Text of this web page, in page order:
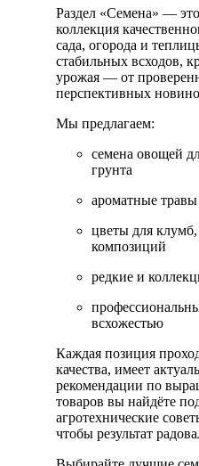
Раздел «Семена» —
коллекция
сада, огорода и
стабильных всходов,
урожая — от
перспективных
Мы предлагаем:
семена овощей
грунта
ароматные травы
цветы для
композиций
редкие и
всхожестью
Каждая позиция
качества, имеет
рекомендации по
товаров вы найдёте
агротехнические
чтобы результат